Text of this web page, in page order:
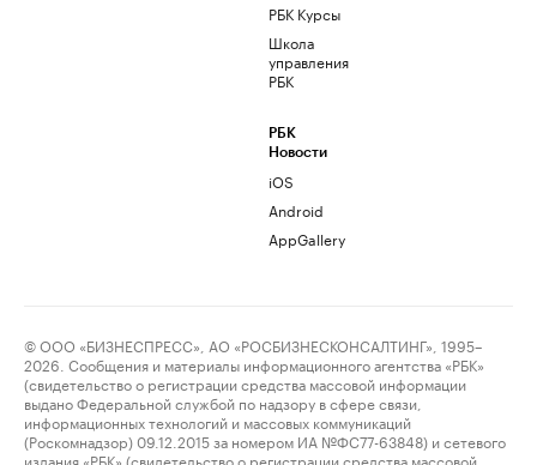
РБК Курсы
Школа
управления
РБК
РБК
Новости
iOS
Android
AppGallery
© ООО «БИЗНЕСПРЕСС», АО «РОСБИЗНЕСКОНСАЛТИНГ», 1995–
2026. Сообщения и материалы информационного агентства «РБК»
(свидетельство о регистрации средства массовой информации
выдано Федеральной службой по надзору в сфере связи,
информационных технологий и массовых коммуникаций
(Роскомнадзор) 09.12.2015 за номером ИА №ФС77-63848) и сетевого
издания «РБК» (свидетельство о регистрации средства массовой